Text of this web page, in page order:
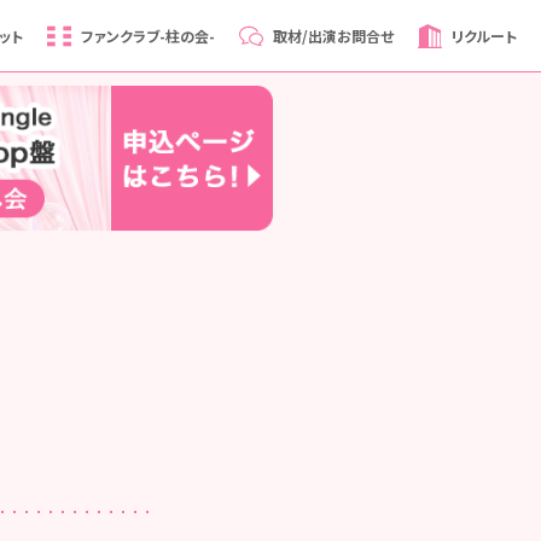
ト ファンクラブ-柱の会- 取材/出演お問合せ リクルート